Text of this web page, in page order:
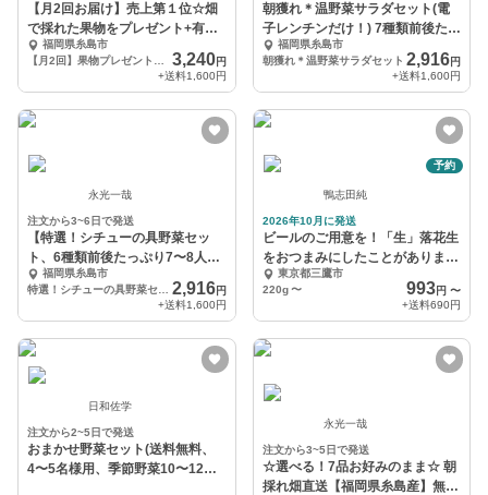
【月2回お届け】売上第１位☆畑
で採れた果物をプレゼント+有機
栽培野菜10品セット
福岡県糸島市
3,240円
+送料1,600円
朝獲れ＊温野菜サラダセット(電
子レンチンだけ！) 7種類前後たっ
ぷり5〜8人分
福岡県糸島市
朝獲れ＊温野菜サラダセット 2,916円
+送料1,600円
永光一哉
注文から3~6日で発送
【特選！シチューの具野菜セッ
ト、6種類前後たっぷり7〜8人
分！】無農薬野菜
福岡県糸島市
2,916円
+送料1,600円
予約
鴨志田純
2026年10月に発送
ビールのご用意を！「生」落花生
をおつまみにしたことがあります
か？10月発送
東京都三鷹市
220g 〜 993円 〜
+送料690円
日和佐学
注文から2~5日で発送
おまかせ野菜セット(送料無料、
4〜5名様用、季節野菜10〜12種
永光一哉
注文から3~5日で発送
☆選べる！7品お好みのまま☆ 朝
採れ畑直送【福岡県糸島産】無農